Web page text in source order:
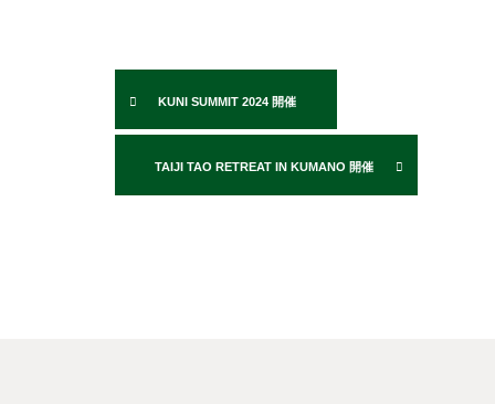
KUNI SUMMIT 2024 開催
TAIJI TAO RETREAT IN KUMANO 開催